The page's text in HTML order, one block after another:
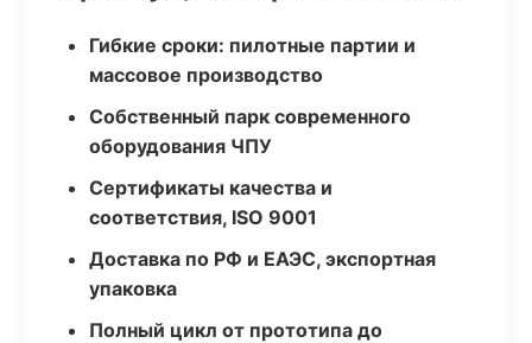
Гибкие сроки: пилотные партии и
массовое производство
Собственный парк современного
оборудования ЧПУ
Сертификаты качества и
соответствия, ISO 9001
Доставка по РФ и ЕАЭС, экспортная
упаковка
Полный цикл от прототипа до